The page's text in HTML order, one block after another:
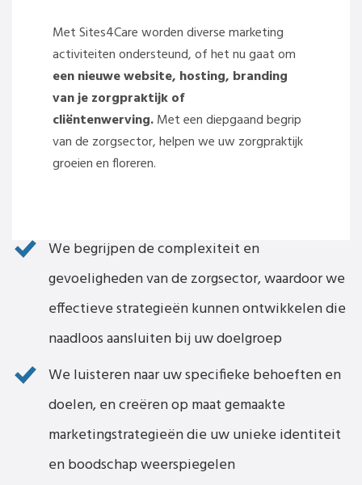
Met Sites4Care worden diverse marketing
activiteiten ondersteund, of het nu gaat om
een nieuwe website, hosting, branding
van je zorgpraktijk of
cliëntenwerving.Met een diepgaand begrip
van de zorgsector, helpen we uw zorgpraktijk
groeien en floreren.
We begrijpen de complexiteit en
gevoeligheden van de zorgsector, waardoor we
effectieve strategieën kunnen ontwikkelen die
naadloos aansluiten bij uw doelgroep
We luisteren naar uw specifieke behoeften en
doelen, en creëren op maat gemaakte
marketingstrategieën die uw unieke identiteit
en boodschap weerspiegelen